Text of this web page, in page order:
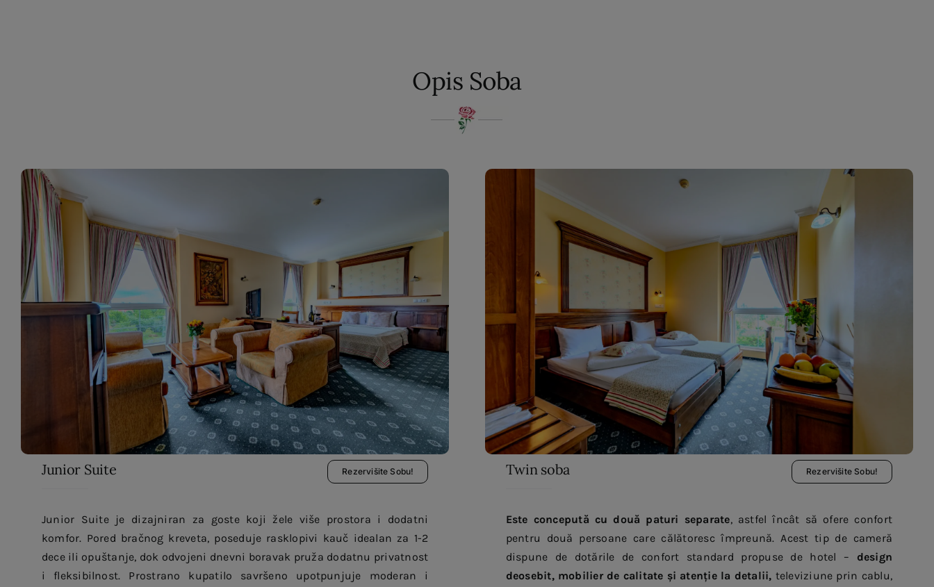
Opis Soba
Junior Suite Rezervišite Sobu!
Junior Suite je dizajniran za goste koji žele više prostora i dodatni
komfor. Pored bračnog kreveta, poseduje rasklopivi kauč idealan za 1-2
dece ili opuštanje, dok odvojeni dnevni boravak pruža dodatnu privatnost
i fleksibilnost. Prostrano kupatilo savršeno upotpunjuje moderan i
Twin soba Rezervišite Sobu!
Este concepută cu două paturi separate, astfel încât să ofere confort
pentru două persoane care călătoresc împreună. Acest tip de cameră
dispune de dotările de confort standard propuse de hotel – design
deosebit, mobilier de calitate și atenție la detalii, televiziune prin cablu,